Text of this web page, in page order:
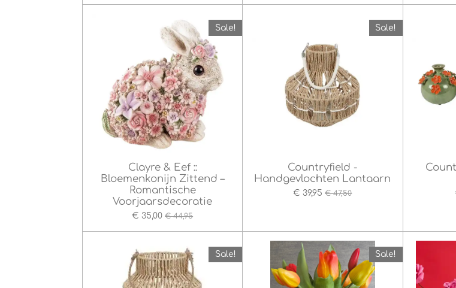
Sale!
Clayre & Eef ::
Bloemenkonijn Zittend –
Romantische
Voorjaarsdecoratie
€ 35,00 € 44,95
Sale!
Countryfield -
Handgevlochten Lantaarn
€ 39,95 € 47,50
Sale! Sale!